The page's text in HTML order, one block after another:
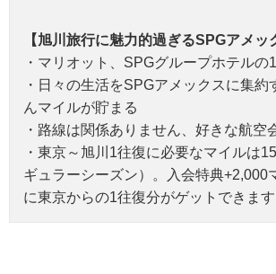
【旭川旅行に魅力的過ぎるSPGアメッ
・マリオット、SPGグループホテルの
・日々の生活をSPGアメックスに集約
んマイルが貯まる
・路線は関係ありません、好きな航空
・東京～旭川1往復に必要なマイルは
ギュラーシーズン）。入会特典+2,000
に東京からの1往復分がゲットできます